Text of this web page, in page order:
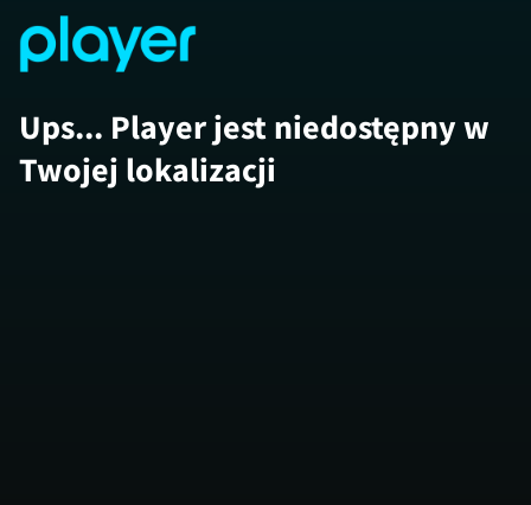
Ups... Player jest niedostępny w
Twojej lokalizacji